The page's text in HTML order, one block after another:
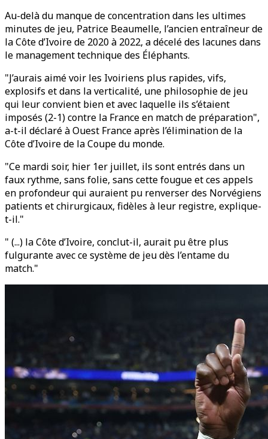
Au-delà du manque de concentration dans les ultimes
minutes de jeu, Patrice Beaumelle, l’ancien entraîneur de
la Côte d’Ivoire de 2020 à 2022, a décelé des lacunes dans
le management technique des Éléphants.
"J’aurais aimé voir les Ivoiriens plus rapides, vifs,
explosifs et dans la verticalité, une philosophie de jeu
qui leur convient bien et avec laquelle ils s’étaient
imposés (2-1) contre la France en match de préparation",
a-t-il déclaré à Ouest France après l’élimination de la
Côte d’Ivoire de la Coupe du monde.
"Ce mardi soir, hier 1er juillet, ils sont entrés dans un
faux rythme, sans folie, sans cette fougue et ces appels
en profondeur qui auraient pu renverser des Norvégiens
patients et chirurgicaux, fidèles à leur registre, explique-
t-il."
" (...) la Côte d’Ivoire, conclut-il, aurait pu être plus
fulgurante avec ce système de jeu dès l’entame du
match."